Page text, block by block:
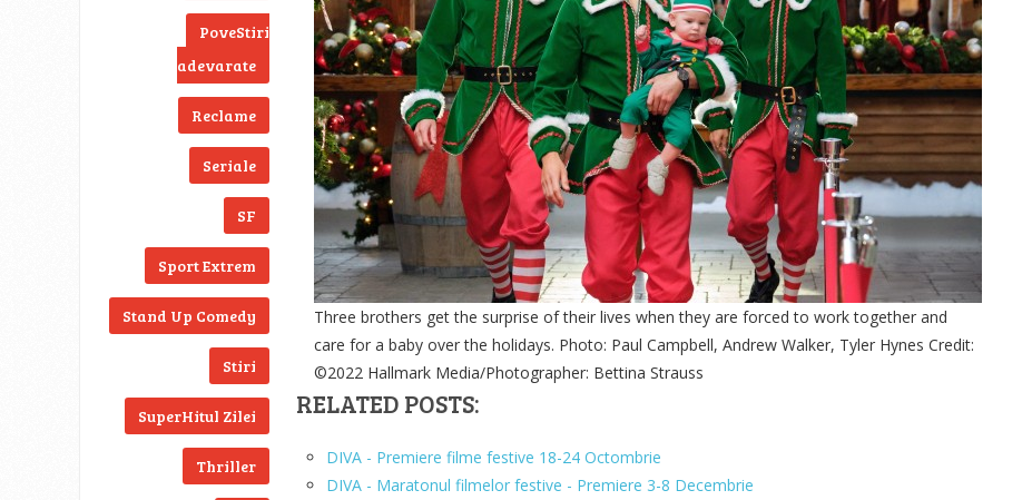
PoveStiri
adevarate
Reclame
Seriale
SF
Sport Extrem
Stand Up Comedy
Stiri
SuperHitul Zilei
Thriller
Three brothers get the surprise of their lives when they are forced to work together and
care for a baby over the holidays. Photo: Paul Campbell, Andrew Walker, Tyler Hynes Credit:
©2022 Hallmark Media/Photographer: Bettina Strauss
RELATED POSTS:
DIVA - Premiere filme festive 18-24 Octombrie
DIVA - Maratonul filmelor festive - Premiere 3-8 Decembrie